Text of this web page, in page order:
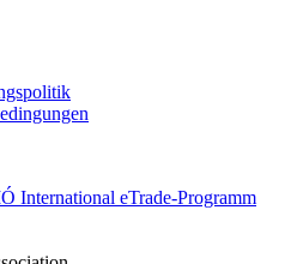
International eTrade-Programm